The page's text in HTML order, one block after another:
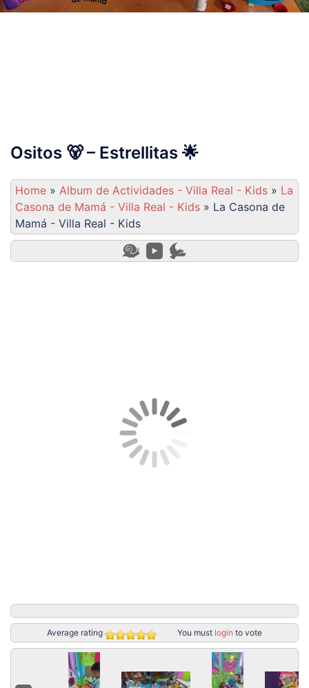
Ositos 🐻 – Estrellitas 🌟
Home » Album de Actividades - Villa Real - Kids » La
Casona de Mamá - Villa Real - Kids » La Casona de
Mamá - Villa Real - Kids
Average rating You must login to vote